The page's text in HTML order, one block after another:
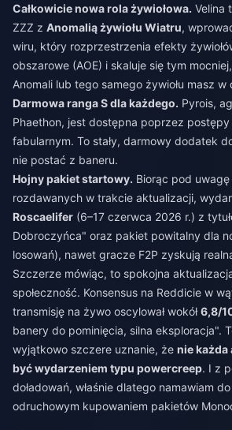
Całkowicie nowa rola żywiołowa. Velina
ZZZ z Anomalią żywiołu Wiatru,
wiru, który rozprzestrzenia efekty
obszarowe (AOE) i skaluje się tym
Anomali lub tego samego żywiołu masz w
Darmowa ranga S dla każdego. Pyrois,
Phaethon, jest dostępna poprzez postępy
fabularnym. To stały, darmowy dodatek
nie postać z baneru.
Hojny pakiet startowy. Biorąc pod uwagę
rozdawanych w trakcie aktualizacji,
Roscaelifer (6–17 czerwca 2026 r.) z
Dobroczyńca" oraz pakiet powitalny dla
losowań), nawet gracze F2P zyskują
Szczerze mówiąc, to spokojna
społeczność. Konsensus na Reddicie w
transmisję na żywo oscylował wokół6,8/
banery do pominięcia, silna eksploracja".
wyjątkowo szczere uznanie, że nie każda
być wydarzeniem typu powercreep. I z
doładowań, właśnie dlatego namawiam
odruchowym kupowaniem pakietów